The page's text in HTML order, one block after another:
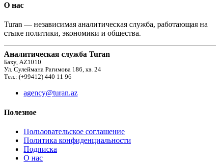
О нас
Turan — независимая аналитическая служба, работающая на
стыке политики, экономики и общества.
Аналитическая служба Turan
Баку, AZ1010
Ул. Сулеймана Рагимова 186, кв. 24
Тел.: (+99412) 440 11 96
agency@turan.az
Полезное
Пользовательское соглашение
Политика конфиденциальности
Подписка
О нас